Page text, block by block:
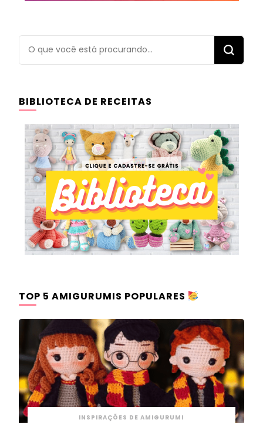
Procurando
algo?
BIBLIOTECA DE RECEITAS
TOP 5 AMIGURUMIS POPULARES
INSPIRAÇÕES DE AMIGURUMI